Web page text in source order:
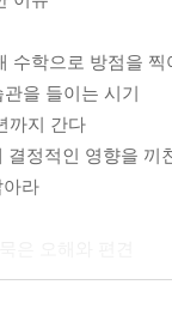
수학으로 방점을 찍
을 들이는 시기
까지 간다
결정적인 영향을 끼
아라